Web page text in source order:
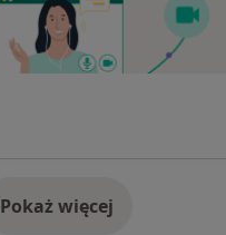
Pokaż więcej
o adresie